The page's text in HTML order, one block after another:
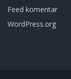
Feed komentar
WordPress.org